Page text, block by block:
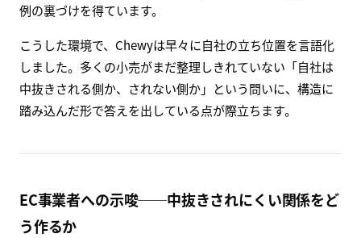
例の裏づけを得ています。
こうした環境で、Chewyは早々に自社の立ち位置を言語化
しました。多くの小売がまだ整理しきれていない「自社は
中抜きされる側か、されない側か」という問いに、構造に
踏み込んだ形で答えを出している点が際立ちます。
EC事業者への示唆──中抜きされにくい関係をど
う作るか